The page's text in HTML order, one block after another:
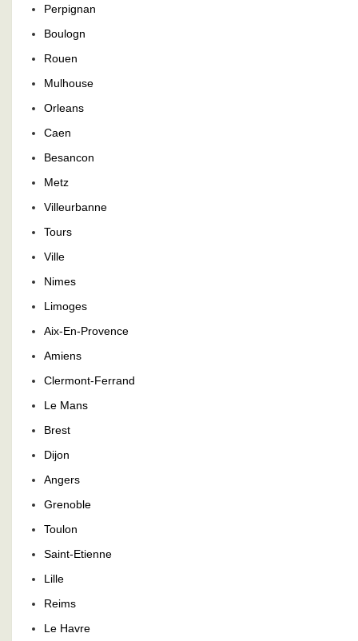
Perpignan
Boulogn
Rouen
Mulhouse
Orleans
Caen
Besancon
Metz
Villeurbanne
Tours
Ville
Nimes
Limoges
Aix-En-Provence
Amiens
Clermont-Ferrand
Le Mans
Brest
Dijon
Angers
Grenoble
Toulon
Saint-Etienne
Lille
Reims
Le Havre